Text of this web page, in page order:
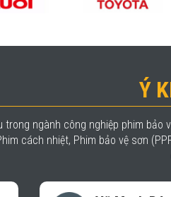
Ý
ngành công nghiệp phim
cách nhiệt, Phim bảo vệ sơn